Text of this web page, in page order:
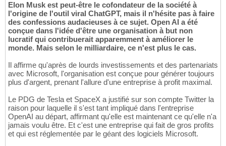
Elon Musk est peut-être le cofondateur de la société à
l'origine de l'outil viral ChatGPT, mais il n'hésite pas à faire
des confessions audacieuses à ce sujet. Open AI a été
conçue dans l'idée d'être une organisation à but non
lucratif qui contribuerait apparemment à améliorer le
monde. Mais selon le milliardaire, ce n'est plus le cas.
Il affirme qu'après de lourds investissements et des partenariats
avec Microsoft, l'organisation est conçue pour générer toujours
plus d'argent, prenant l'allure d'une entreprise à profit maximal.
Le PDG de Tesla et SpaceX a justifié sur son compte Twitter la
raison pour laquelle il s'est tant impliqué dans l'entreprise
OpenAI au départ, affirmant qu'elle est maintenant ce qu'elle n'a
jamais voulu être. Et c'est une entreprise qui fait de gros profits
et qui est réglementée par le géant des logiciels Microsoft.